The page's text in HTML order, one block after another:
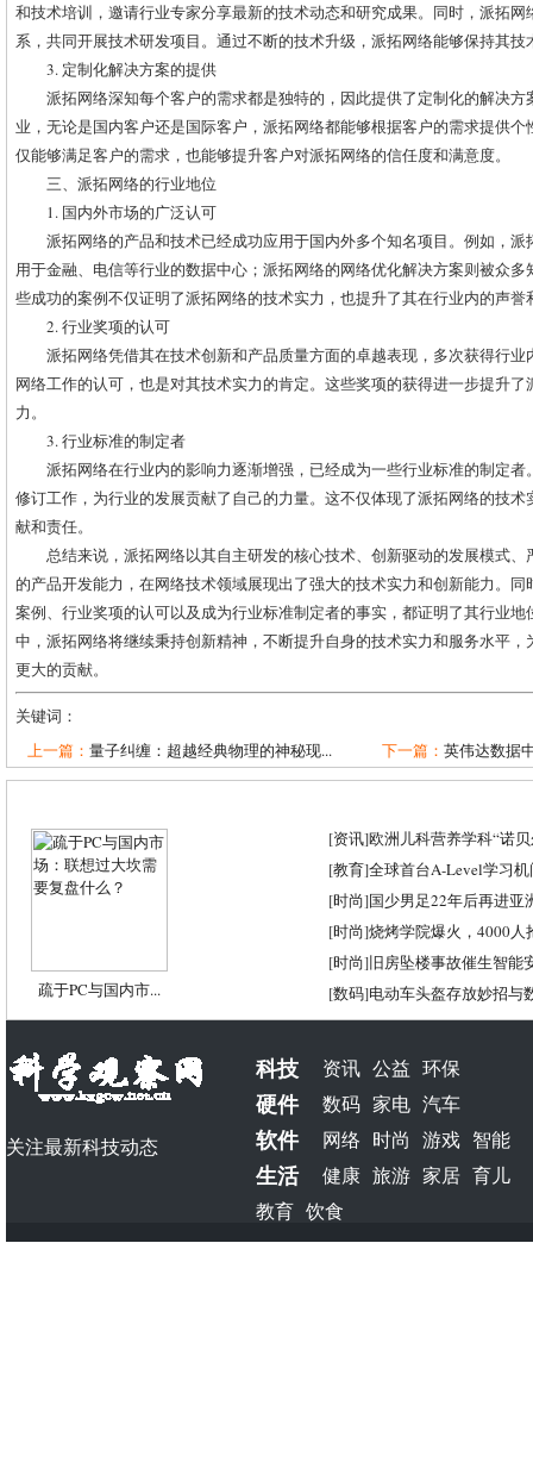
和技术培训，邀请行业专家分享最新的技术动态和研究成果。同时，派拓
系，共同开展技术研发项目。通过不断的技术升级，派拓网络能够保持其技
3. 定制化解决方案的提供
派拓网络深知每个客户的需求都是独特的，因此提供了定制化的解决
业，无论是国内客户还是国际客户，派拓网络都能够根据客户的需求提供
仅能够满足客户的需求，也能够提升客户对派拓网络的信任度和满意度。
三、派拓网络的行业地位
1. 国内外市场的广泛认可
派拓网络的产品和技术已经成功应用于国内外多个知名项目。例如，
用于金融、电信等行业的数据中心；派拓网络的网络优化解决方案则被众
些成功的案例不仅证明了派拓网络的技术实力，也提升了其在行业内的声誉
2. 行业奖项的认可
派拓网络凭借其在技术创新和产品质量方面的卓越表现，多次获得行
网络工作的认可，也是对其技术实力的肯定。这些奖项的获得进一步提升
力。
3. 行业标准的制定者
派拓网络在行业内的影响力逐渐增强，已经成为一些行业标准的制定
修订工作，为行业的发展贡献了自己的力量。这不仅体现了派拓网络的技
献和责任。
总结来说，派拓网络以其自主研发的核心技术、创新驱动的发展模式
的产品开发能力，在网络技术领域展现出了强大的技术实力和创新能力。
案例、行业奖项的认可以及成为行业标准制定者的事实，都证明了其行业
中，派拓网络将继续秉持创新精神，不断提升自身的技术实力和服务水平
更大的贡献。
关键词：
上一篇： 量子纠缠：超越经典物理的神秘现... 下一篇： 英伟达数据
疏于PC与国内市...
[资讯]欧洲儿科营养学科“诺
[教育]全球首台A-Level学习
[时尚]国少男足22年后再进亚
[时尚]烧烤学院爆火，4000人
[时尚]旧房坠楼事故催生智能
[数码]电动车头盔存放妙招与
关注最新科技动态
科技 资讯 公益 环保
硬件 数码 家电 汽车
软件 网络 时尚 游戏 智能
生活 健康 旅游 家居 育儿
教育 饮食